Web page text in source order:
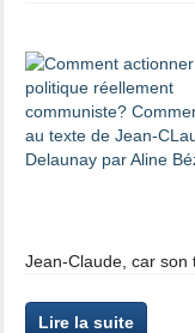
Jean-Claude, car son
Lire la suite